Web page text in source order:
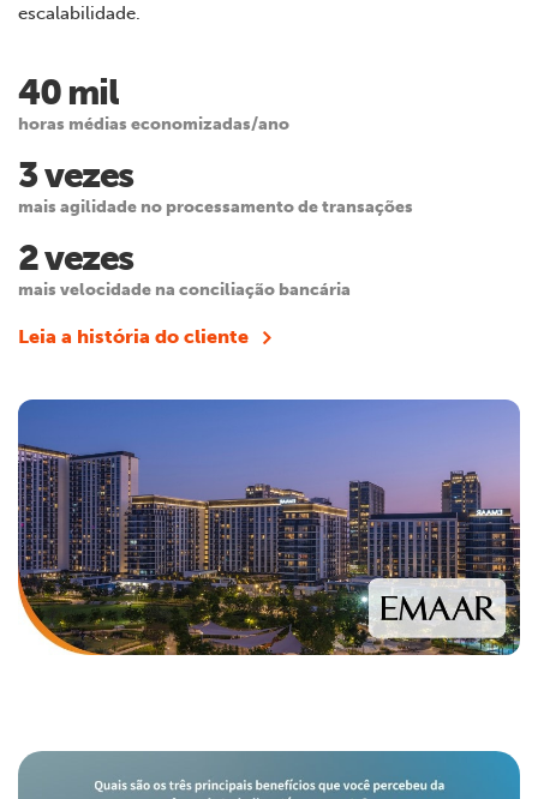
escalabilidade.
40 mil
horas médias economizadas/ano
3 vezes
mais agilidade no processamento de transações
2 vezes
mais velocidade na conciliação bancária
Leia a história do cliente